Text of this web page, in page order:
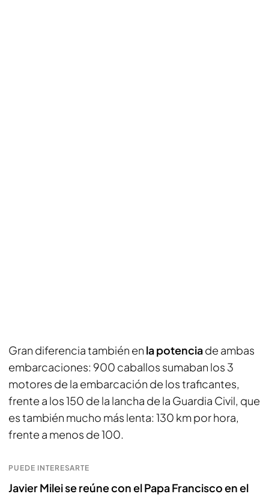
Gran diferencia también en la potenciade ambas
embarcaciones: 900 caballos sumaban los 3
motores de la embarcación de los traficantes,
frente a los 150 de la lancha de la Guardia Civil, que
es también mucho más lenta: 130 km por hora,
frente a menos de 100.
PUEDE INTERESARTE
Javier Milei se reúne con el Papa Francisco en el